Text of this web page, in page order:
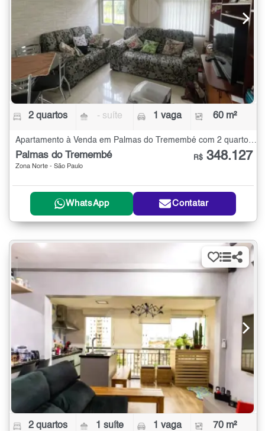
2 quartos - suíte 1 vaga 60 m²
Apartamento à Venda em Palmas do Tremembé com 2 quartos - 60 m²
Palmas do Tremembé
Zona Norte - São Paulo
R$ 348.127
WhatsApp Contatar
2 quartos 1 suíte 1 vaga 70 m²